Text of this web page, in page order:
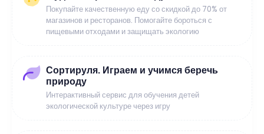
Покупайте качественную еду со скидкой до 70% от
магазинов и ресторанов. Помогайте бороться с
пищевыми отходами и защищать экологию
Сортируля. Играем и учимся беречь
природу
Интерактивный сервис для обучения детей
экологической культуре через игру